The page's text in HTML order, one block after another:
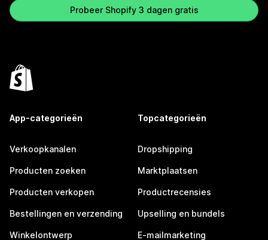
Probeer Shopify 3 dagen gratis
App-categorieën
Verkoopkanalen
Producten zoeken
Producten verkopen
Bestellingen en verzending
Winkelontwerp
Topcategorieën
Dropshipping
Marktplaatsen
Productrecensies
Upselling en bundels
E-mailmarketing